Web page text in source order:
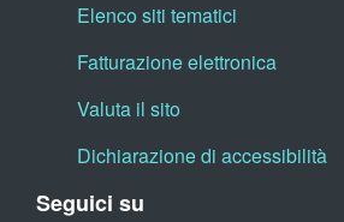
Elenco siti tematici
Fatturazione elettronica
Valuta il sito
Dichiarazione di accessibilità
Seguici su